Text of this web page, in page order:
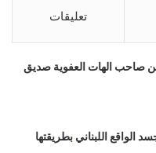
تعليقات
صاحب الهات العفوية صديق
اللبناني بطريقتها